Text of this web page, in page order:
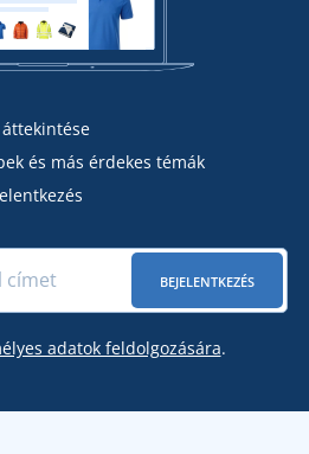
és más érdekes témák
BEJELENTKEZÉS
adatok feldolgozására.